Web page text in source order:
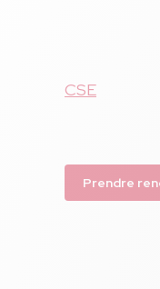
CSE
Prendre